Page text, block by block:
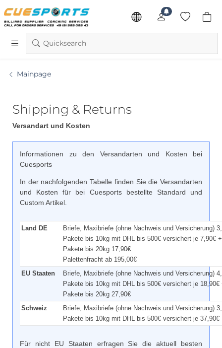
Quicksearch
Mainpage
Shipping & Returns
Versandart und Kosten
Informationen zu den Versandarten und Kosten bei
Cuesports
In der nachfolgenden Tabelle finden Sie die Versandarten
und Kosten für bei Cuesports bestellte Standard und
Custom Artikel.
Land DE
Briefe, Maxibriefe (ohne Nachweis und Versicherung)
Pakete bis 10kg mit DHL bis 500€ versichert je 7,90€
Pakete bis 20kg 17,90€
Palettenfracht ab 195,00€
EU Staaten
Briefe, Maxibriefe (ohne Nachweis und Versicherung)
Pakete bis 10kg mit DHL bis 500€ versichert je
Pakete bis 20kg 27,90€
Schweiz
Briefe, Maxibriefe (ohne Nachweis und Versicherung)
Pakete bis 10kg mit DHL bis 500€ versichert je 37,90€
Für nicht EU Staaten erfragen Sie die aktuell besten